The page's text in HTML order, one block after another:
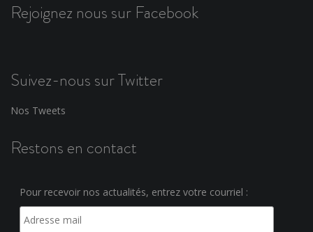
Rejoignez nous sur Facebook
Suivez-nous sur Twitter
Nos Tweets
Restons en contact
Pour recevoir nos actualités, entrez votre courriel :